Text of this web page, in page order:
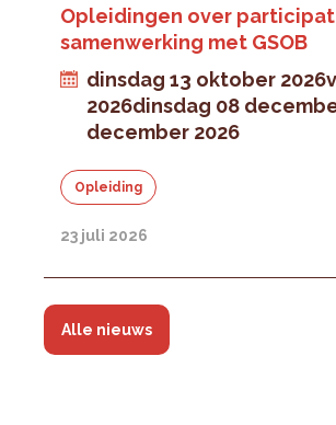
Opleidingen over
samenwerking met GSOB
dinsdag 13 oktober 2026
2026dinsdag 08
december 2026
Opleiding
23 juli 2026
Alle nieuws